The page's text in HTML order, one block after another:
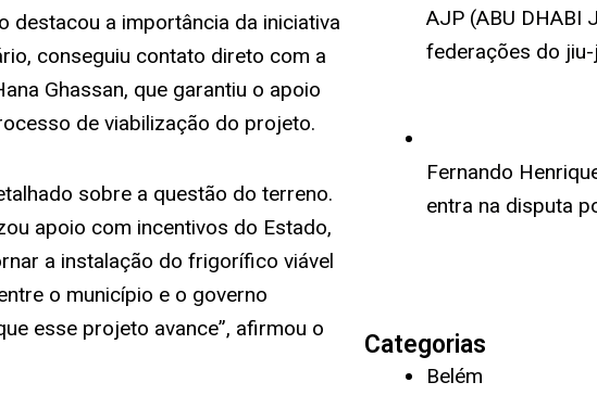
destacou a importância da iniciativa
conseguiu contato direto com a
Ghassan, que garantiu o apoio
de viabilização do projeto.
sobre a questão do terreno.
apoio com incentivos do Estado,
a instalação do frigorífico viável
o município e o governo
esse projeto avance”, afirmou o
AJP (ABU DHABI
federações do
Fernando
entra na disputa
Categorias
Belém